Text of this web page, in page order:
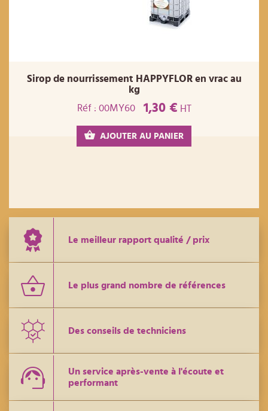
Sirop de nourrissement HAPPYFLOR en vrac au
kg
Réf : 00MY60
1,30 € HT
AJOUTER AU PANIER
Le meilleur rapport qualité / prix
Le plus grand nombre de références
Des conseils de techniciens
Un service après-vente à l'écoute et
performant